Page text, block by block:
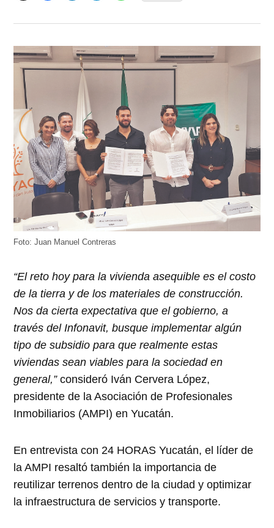
Foto: Juan Manuel Contreras
“El reto hoy para la vivienda asequible es el costo
de la tierra y de los materiales de construcción.
Nos da cierta expectativa que el gobierno, a
través del Infonavit, busque implementar algún
tipo de subsidio para que realmente estas
viviendas sean viables para la sociedad en
general,”consideró Iván Cervera López,
presidente de la Asociación de Profesionales
Inmobiliarios (AMPI) en Yucatán.
En entrevista con 24 HORAS Yucatán, el líder de
la AMPI resaltó también la importancia de
reutilizar terrenos dentro de la ciudad y optimizar
la infraestructura de servicios y transporte.